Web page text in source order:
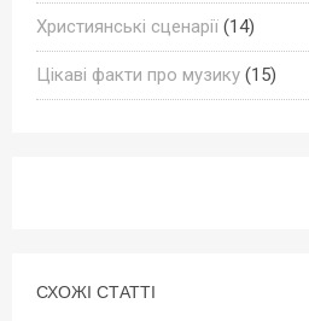
Християнські сценарії (14)
Цікаві факти про музику (15)
СХОЖІ СТАТТІ